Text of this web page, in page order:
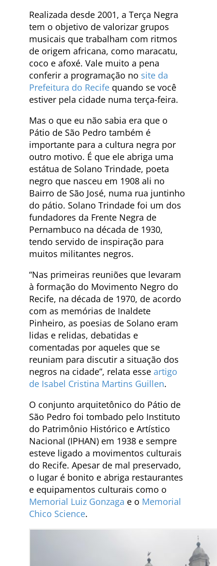
Realizada desde 2001, a Terça Negra
tem o objetivo de valorizar grupos
musicais que trabalham com ritmos
de origem africana, como maracatu,
coco e afoxé. Vale muito a pena
conferir a programação no site da
Prefeitura do Recife quando se você
estiver pela cidade numa terça-feira.
Mas o que eu não sabia era que o
Pátio de São Pedro também é
importante para a cultura negra por
outro motivo. É que ele abriga uma
estátua de Solano Trindade, poeta
negro que nasceu em 1908 ali no
Bairro de São José, numa rua juntinho
do pátio. Solano Trindade foi um dos
fundadores da Frente Negra de
Pernambuco na década de 1930,
tendo servido de inspiração para
muitos militantes negros.
“Nas primeiras reuniões que levaram
à formação do Movimento Negro do
Recife, na década de 1970, de acordo
com as memórias de Inaldete
Pinheiro, as poesias de Solano eram
lidas e relidas, debatidas e
comentadas por aqueles que se
reuniam para discutir a situação dos
negros na cidade”, relata esse artigo
de Isabel Cristina Martins Guillen.
O conjunto arquitetônico do Pátio de
São Pedro foi tombado pelo Instituto
do Patrimônio Histórico e Artístico
Nacional (IPHAN) em 1938 e sempre
esteve ligado a movimentos culturais
do Recife. Apesar de mal preservado,
o lugar é bonito e abriga restaurantes
e equipamentos culturais como o
Memorial Luiz Gonzaga e o Memorial
Chico Science.